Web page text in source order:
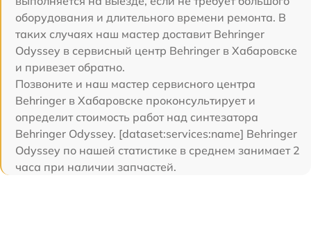
оборудования и длительного времени ремонта. В
таких случаях наш мастер доставит Behringer
Odyssey в сервисный центр Behringer в Хабаровске
и привезет обратно.
Позвоните и наш мастер сервисного центра
Behringer в Хабаровске проконсультирует и
определит стоимость работ над синтезатора
Behringer Odyssey. [dataset:services:name] Behringer
Odyssey по нашей статистике в среднем занимает 2
часа при наличии запчастей.